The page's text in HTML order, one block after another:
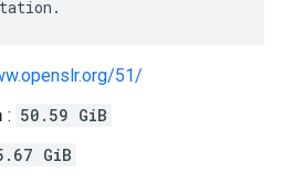
.
51/
: 50.59 GiB
GiB